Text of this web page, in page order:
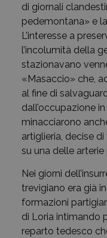
di giornali
pedemontana» e
L’interesse a
l’incolumità della
stazionavano
«Masaccio» che,
al fine di
dall’occupazione
minacciarono
artiglieria, decise
su una delle arterie
Nei giorni
trevigiano era già
formazioni
di Loria intimando
reparto tedesco